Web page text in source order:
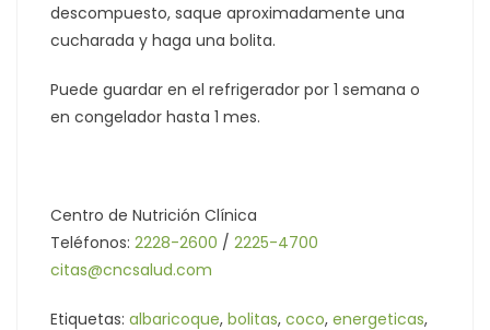
descompuesto, saque aproximadamente una
cucharada y haga una bolita.
Puede guardar en el refrigerador por 1 semana o
en congelador hasta 1 mes.
Centro de Nutrición Clínica
Teléfonos: 2228-2600 / 2225-4700
citas@cncsalud.com
Etiquetas: albaricoque, bolitas, coco, energeticas,